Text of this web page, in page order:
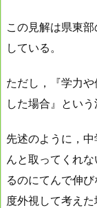
この見解は県東
している。
ただし，『学力
した場合』という
先述のように，
んと取ってくれ
るのにてんで伸
度外視して考えた